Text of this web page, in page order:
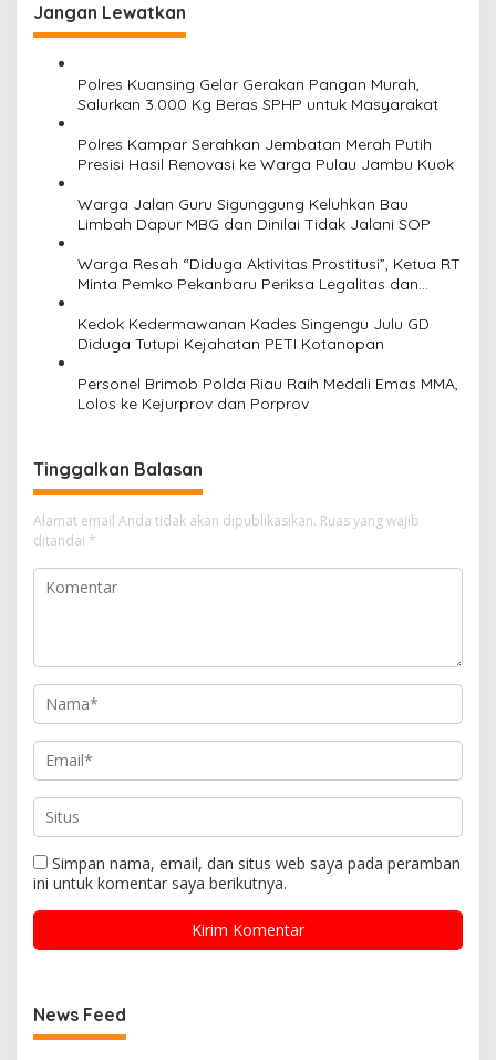
a
Jangan Lewatkan
Polres Kuansing Gelar Gerakan Pangan Murah,
Salurkan 3.000 Kg Beras SPHP untuk Masyarakat
Polres Kampar Serahkan Jembatan Merah Putih
Presisi Hasil Renovasi ke Warga Pulau Jambu Kuok
Warga Jalan Guru Sigunggung Keluhkan Bau
Limbah Dapur MBG dan Dinilai Tidak Jalani SOP
Warga Resah “Diduga Aktivitas Prostitusi”, Ketua RT
Minta Pemko Pekanbaru Periksa Legalitas dan
Kedok Kedermawanan Kades Singengu Julu GD
Diduga Tutupi Kejahatan PETI Kotanopan
Personel Brimob Polda Riau Raih Medali Emas MMA,
Lolos ke Kejurprov dan Porprov
Tinggalkan Balasan
Alamat email Anda tidak akan dipublikasikan. Ruas yang wajib
ditandai *
Simpan nama, email, dan situs web saya pada peramban
ini untuk komentar saya berikutnya.
News Feed